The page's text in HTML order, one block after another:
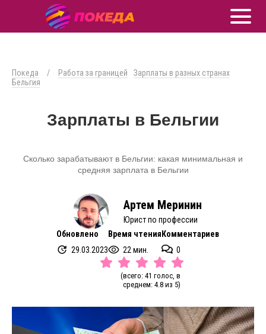
Покеда / Работа за границей
Зарплаты в разных странах
Бельгия
Зарплаты в Бельгии
Сколько зарабатывают в Бельгии: какая минимальная и
средняя зарплата в Бельгии
Артем Меринин
Юрист по профессии
Обновлено
29.03.2023
Время чтения
22 мин.
Комментариев
0
(всего: 41 голос, в
среднем: 4.8 из 5)